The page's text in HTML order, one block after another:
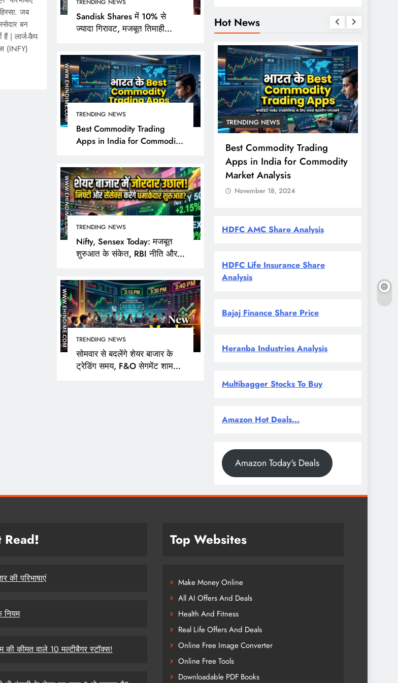
Sandisk Shares में 10% से
ज्यादा गिरावट, मजबूत तिमाही
निराश?
TRENDING NEWS
Best Commodity Trading
Apps in India for Commodity
TRENDING NEWS
Nifty, Sensex Today: मजबूत
शुरुआत के संकेत, RBI नीति और
TRENDING NEWS
सोमवार से बदलेंगे शेयर बाजार के
ट्रेडिंग समय, F&O सेगमेंट शाम
जब
बन
हैं | लार्ज-कैप
(INFY)
Hot News
Sandisk Shares में 10% से ज्यादा
बावजूद निवेशक क्यों हुए निराश?
November 18, 2024
TRENDING NEWS
Best Commodity Trading
Apps in India for Commodity
Market Analysis
November 18, 2024
HDFC AMC Share Analysis
HDFC Life Insurance Share
Analysis
Bajaj Finance Share Price
Heranba Industries Analysis
Multibagger Stocks To Buy
Amazon Hot Deals...
Amazon Today's Deals
Read!
की परिभाषाएं
नियम
कीमत वाले 10 मल्टीबैगर स्टॉक्स!
Top Websites
Make Money Online
All AI Offers And Deals
Health And Fitness
Real Life Offers And Deals
Online Free Image Converter
Online Free Tools
Downloadable PDF Books